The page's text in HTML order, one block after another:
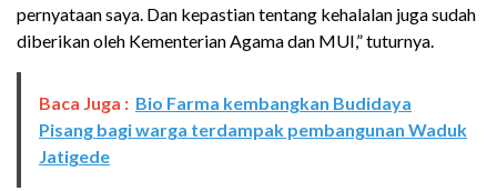
pernyataan saya. Dan kepastian tentang kehalalan juga sudah
diberikan oleh Kementerian Agama dan MUI,” tuturnya.
Baca Juga : Bio Farma kembangkan Budidaya
Pisang bagi warga terdampak pembangunan Waduk
Jatigede